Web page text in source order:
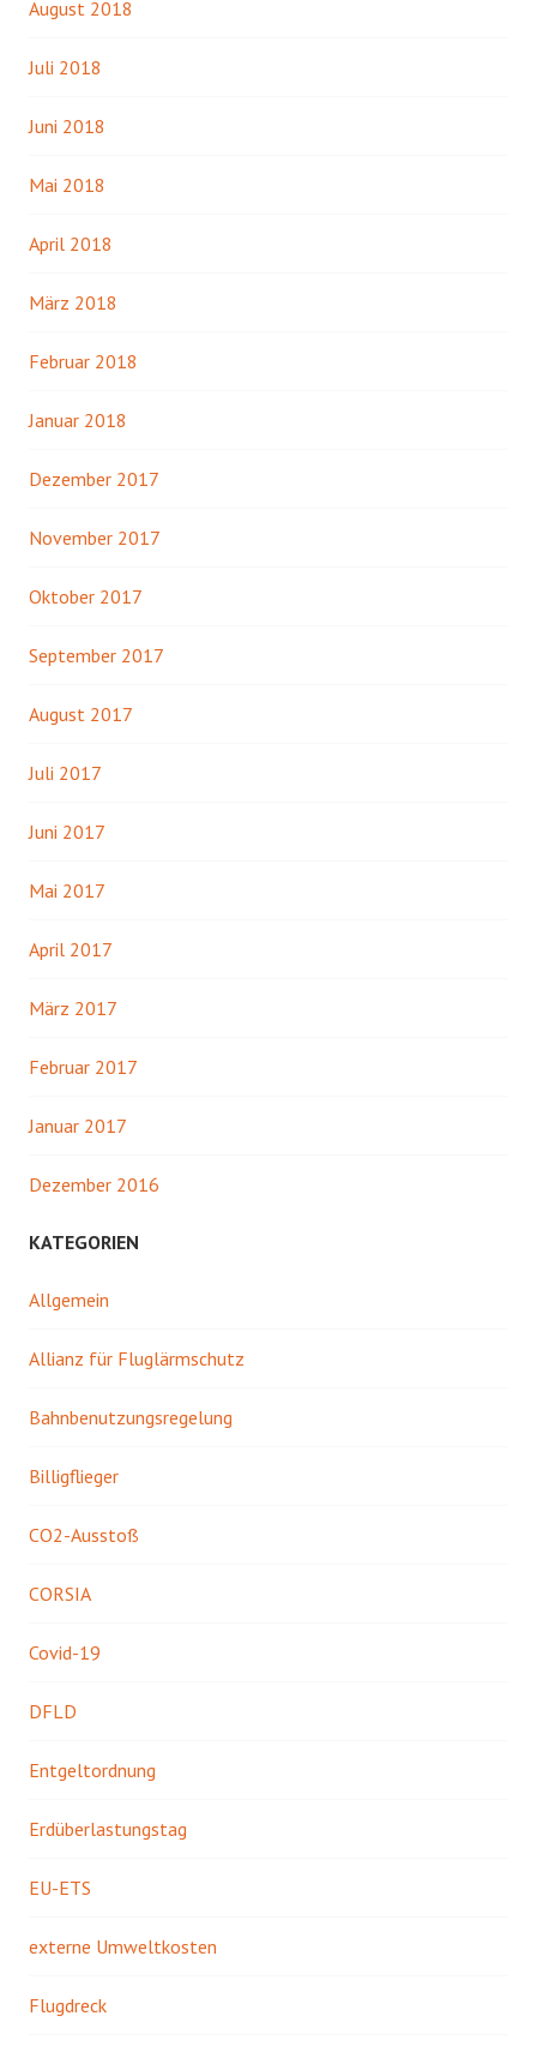
August 2018
Juli 2018
Juni 2018
Mai 2018
April 2018
März 2018
Februar 2018
Januar 2018
Dezember 2017
November 2017
Oktober 2017
September 2017
August 2017
Juli 2017
Juni 2017
Mai 2017
April 2017
März 2017
Februar 2017
Januar 2017
Dezember 2016
KATEGORIEN
Allgemein
Allianz für Fluglärmschutz
Bahnbenutzungsregelung
Billigflieger
CO2-Ausstoß
CORSIA
Covid-19
DFLD
Entgeltordnung
Erdüberlastungstag
EU-ETS
externe Umweltkosten
Flugdreck